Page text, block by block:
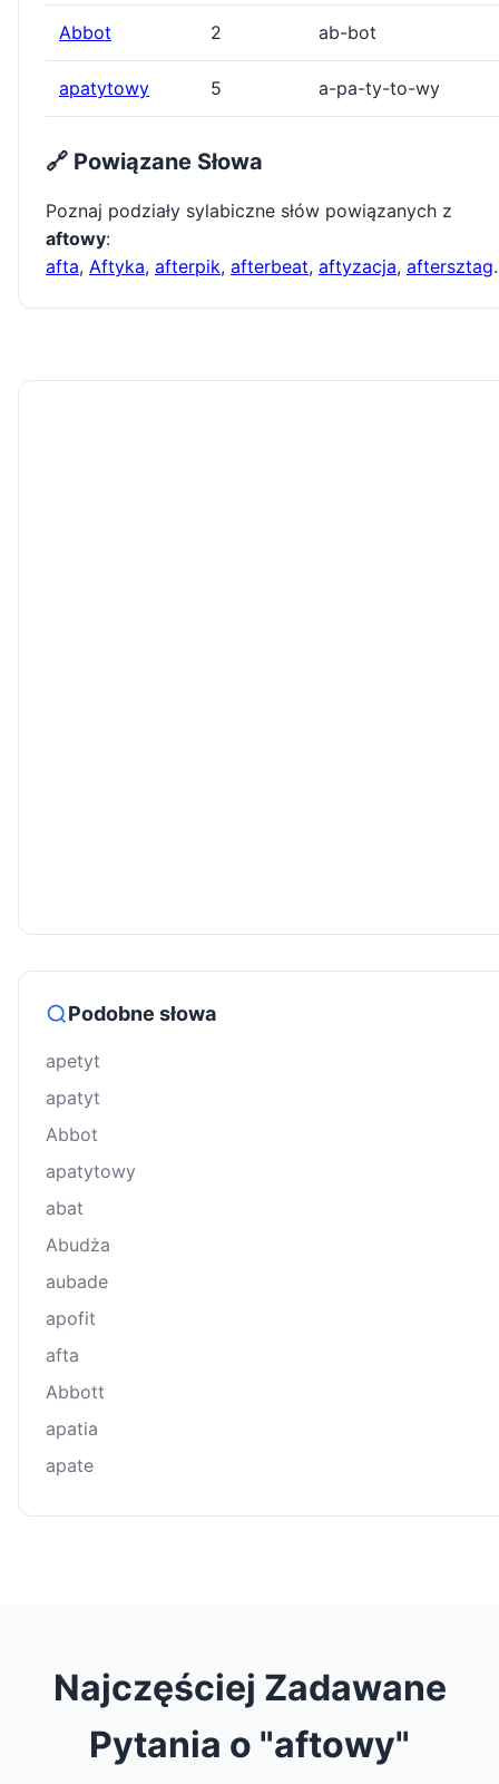
Abbot 2 ab-bot
apatytowy 5 a-pa-ty-to-wy
🔗 Powiązane Słowa
Poznaj podziały sylabiczne słów powiązanych z
aftowy:
afta, Aftyka, afterpik, afterbeat, aftyzacja, aftersztag.
Podobne słowa
apetyt
apatyt
Abbot
apatytowy
abat
Abudża
aubade
apofit
afta
Abbott
apatia
apate
Najczęściej Zadawane
Pytania o "aftowy"